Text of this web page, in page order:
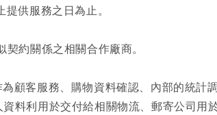
供服務之日為止。
約關係之相關合作廠商。
顧客服務、購物資料確認、內部的統計
料利用於交付給相關物流、郵寄公司用